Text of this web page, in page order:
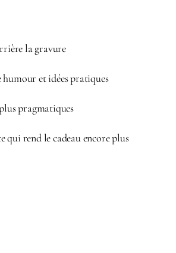
la gravure
et idées pratiques
pragmatiques
qui rend le cadeau encore plus